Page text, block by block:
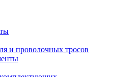
и проволочных тросов